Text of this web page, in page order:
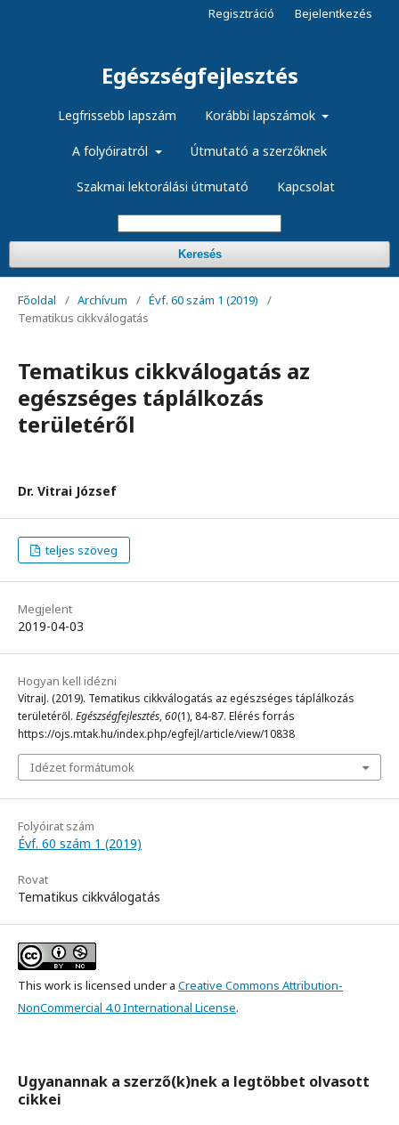
Egészségfejlesztés
Legfrissebb lapszám Korábbi lapszámok
A folyóiratról Útmutató a szerzőknek
Szakmai lektorálási útmutató Kapcsolat
Keresés
Regisztráció Bejelentkezés
Főoldal / Archívum / Évf. 60 szám 1 (2019)
/
Tematikus cikkválogatás
Tematikus cikkválogatás az
egészséges táplálkozás
területéről
Dr. Vitrai József
teljes szöveg
Megjelent
2019-04-03
Hogyan kell idézni
VitraiJ. (2019). Tematikus cikkválogatás az egészséges táplálkozás
területéről. Egészségfejlesztés,60(1), 84-87. Elérés forrás
https://ojs.mtak.hu/index.php/egfejl/article/view/10838
Idézet formátumok
Folyóirat szám
Évf. 60 szám 1 (2019)
Rovat
Tematikus cikkválogatás
This work is licensed under a Creative Commons Attribution-
NonCommercial 4.0 International License.
Ugyanannak a szerző(k)nek a legtöbbet olvasott
cikkei